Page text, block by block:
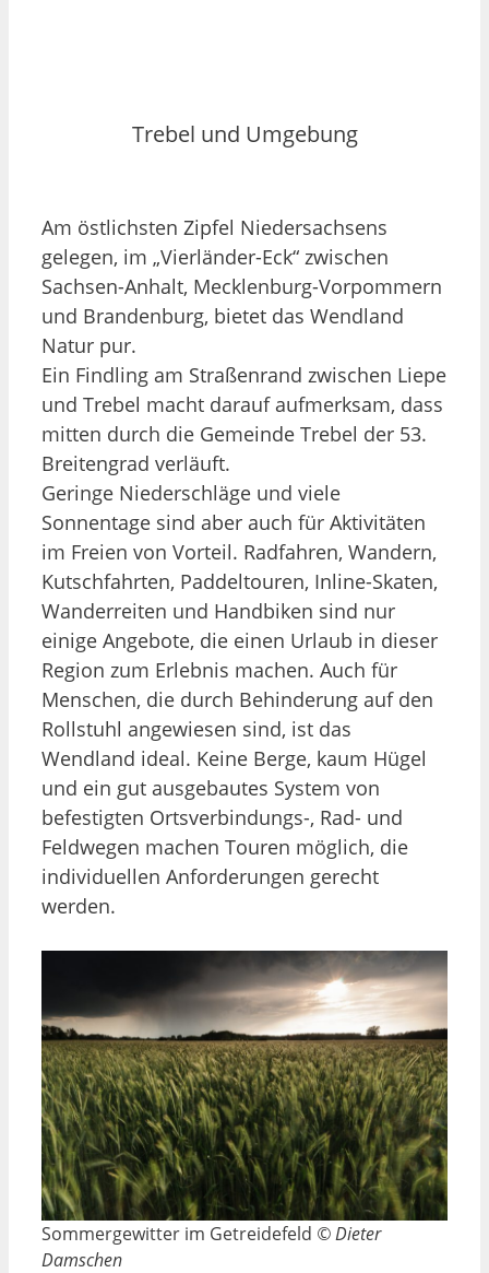
Trebel und Umgebung
Am östlichsten Zipfel Niedersachsens
gelegen, im „Vierländer-Eck“ zwischen
Sachsen-Anhalt, Mecklenburg-Vorpommern
und Brandenburg, bietet das Wendland
Natur pur.
Ein Findling am Straßenrand zwischen Liepe
und Trebel macht darauf aufmerksam, dass
mitten durch die Gemeinde Trebel der 53.
Breitengrad verläuft.
Geringe Niederschläge und viele
Sonnentage sind aber auch für Aktivitäten
im Freien von Vorteil. Radfahren, Wandern,
Kutschfahrten, Paddeltouren, Inline-Skaten,
Wanderreiten und Handbiken sind nur
einige Angebote, die einen Urlaub in dieser
Region zum Erlebnis machen. Auch für
Menschen, die durch Behinderung auf den
Rollstuhl angewiesen sind, ist das
Wendland ideal. Keine Berge, kaum Hügel
und ein gut ausgebautes System von
befestigten Ortsverbindungs-, Rad- und
Feldwegen machen Touren möglich, die
individuellen Anforderungen gerecht
werden.
Sommergewitter im Getreidefeld © Dieter
Damschen